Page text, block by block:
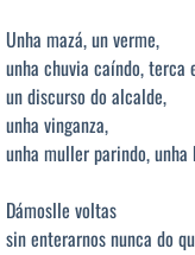
Unha mazá, un verme,
unha chuvia caíndo, terca
un discurso do alcalde,
unha vinganza,
unha muller parindo, unha
Dámoslle voltas
sin enterarnos nunca do